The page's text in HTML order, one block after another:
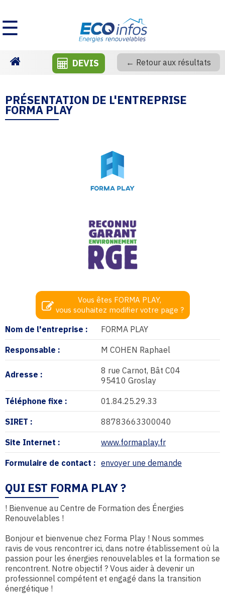
☰
DEVIS ← Retour aux résultats
PRÉSENTATION DE L'ENTREPRISE
FORMA PLAY
Nom de l'entreprise : FORMA PLAY
Responsable : M COHEN Raphael
Adresse :
8 rue Carnot, Bât C04
95410 Groslay
Téléphone fixe : 01.84.25.29.33
SIRET : 88783663300040
Site Internet : www.formaplay.fr
Formulaire de contact : envoyer une demande
Vous êtes FORMA PLAY,
vous souhaitez modifier votre page ?
QUI EST FORMA PLAY ?
! Bienvenue au Centre de Formation des Énergies
Renouvelables !
Bonjour et bienvenue chez Forma Play ! Nous sommes
ravis de vous rencontrer ici, dans notre établissement où la
passion pour les énergies renouvelables et la formation se
rencontrent. Notre objectif ? Vous aider à devenir un
professionnel compétent et engagé dans la transition
énergétique !